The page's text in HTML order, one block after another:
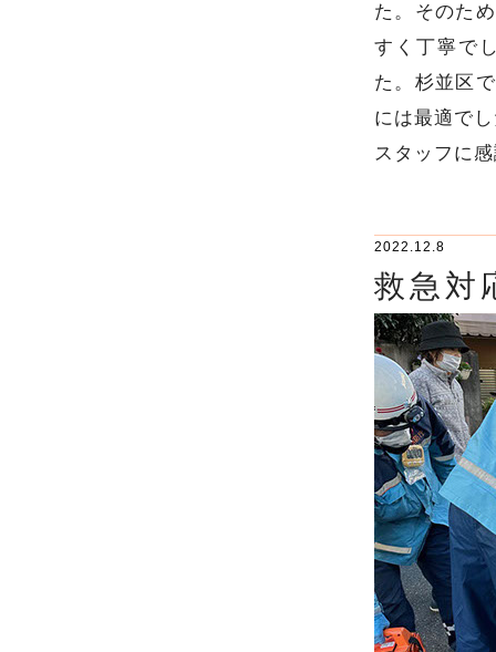
2022.12.8
救急対
た。そのた
すく丁寧で
た。杉並区
には最適で
スタッフに